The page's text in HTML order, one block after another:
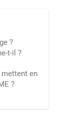
?
t-il ?
en
?